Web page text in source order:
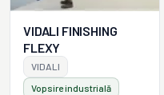
VIDALI FINISHING
FLEXY
VIDALI
Vopsire industrială